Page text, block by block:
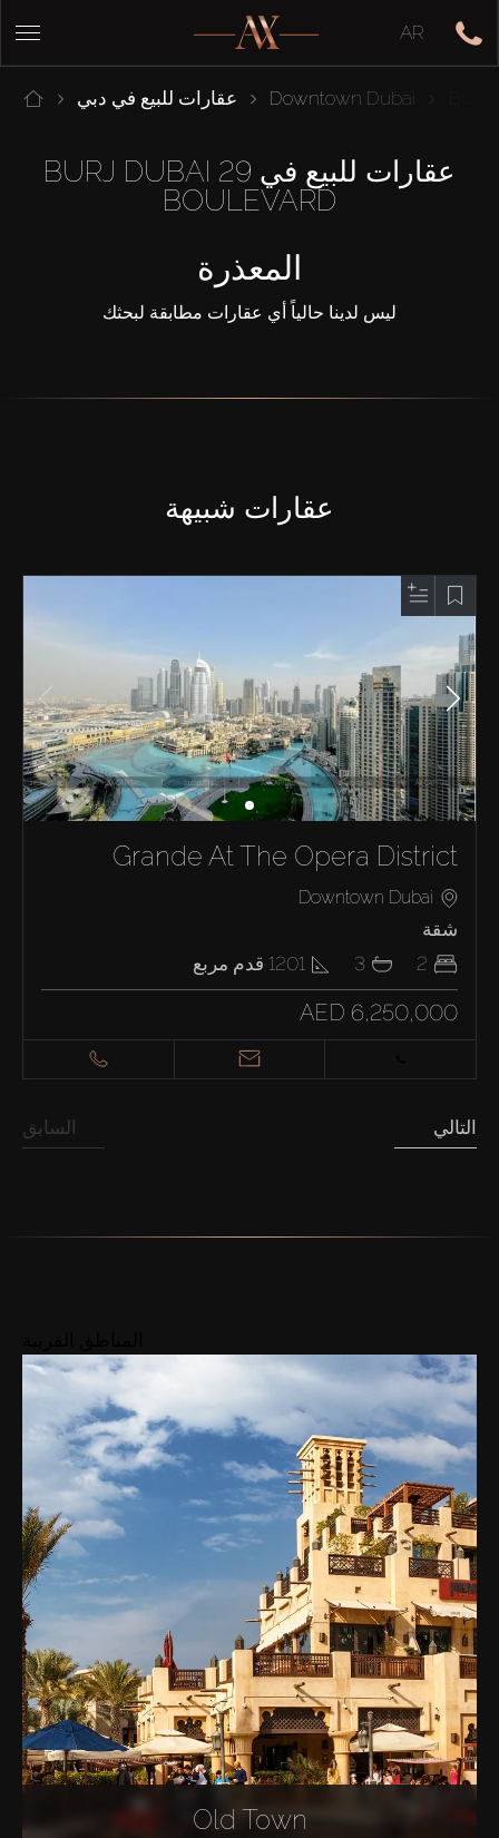
AR
عقارات للبيع في دبي Downtown Dubai
عقارات للبيع في 29 BURJ DUBAI
BOULEVARD
المعذرة
ليس لدينا حالياً أي عقارات مطابقة لبحثك
عقارات شبيهة
Grande At The Opera District
Downtown Dubai
شقة
2
3
1201 قدم مربع
AED 6,250,000
السابق التالي
Old Town